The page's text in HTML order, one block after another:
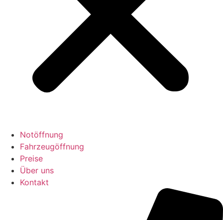
Notöffnung
Fahrzeugöffnung
Preise
Über uns
Kontakt